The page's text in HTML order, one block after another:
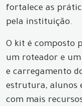
fortalece as
pela instituição.
O kit é composto
um roteador e
e carregamento
estrutura, alunos
com mais